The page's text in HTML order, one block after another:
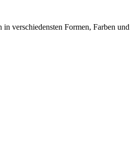
in verschiedensten Formen, Farben und